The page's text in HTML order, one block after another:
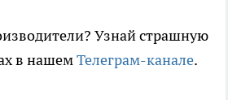
Узнай страшную
в нашемТелеграм-канале.